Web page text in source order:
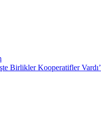
Birlikler Kooperatifler Vardı’